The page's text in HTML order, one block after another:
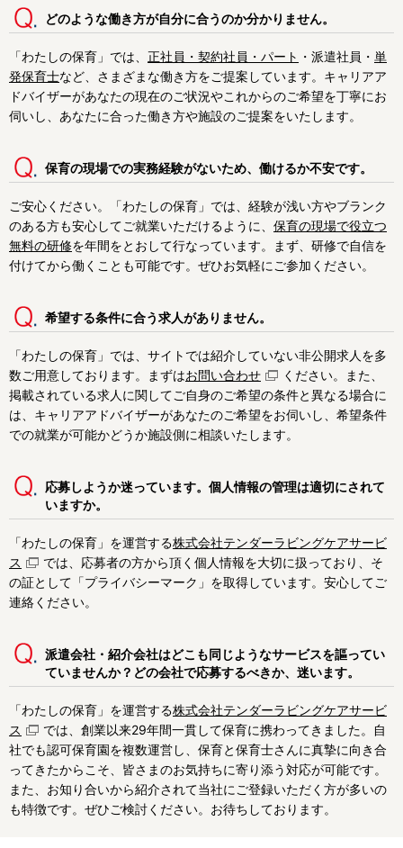
どのような働き方が自分に合うのか分かりません。
「わたしの保育」では、 正社員・契約社員・パート ・派遣社員・ 単
発保育士など、さまざまな働き方をご提案しています。キャリアア
ドバイザーがあなたの現在のご状況やこれからのご希望を丁寧にお
伺いし、あなたに合った働き方や施設のご提案をいたします。
保育の現場での実務経験がないため、働けるか不安です。
ご安心ください。「わたしの保育」では、経験が浅い方やブランク
のある方も安心してご就業いただけるように、 保育の現場で役立つ
無料の研修を年間をとおして行なっています。まず、研修で自信を
付けてから働くことも可能です。ぜひお気軽にご参加ください。
希望する条件に合う求人がありません。
「わたしの保育」では、サイトでは紹介していない非公開求人を多
数ご用意しております。まずはお問い合わせ
ください。また、
掲載されている求人に関してご自身のご希望の条件と異なる場合に
は、キャリアアドバイザーがあなたのご希望をお伺いし、希望条件
での就業が可能かどうか施設側に相談いたします。
応募しようか迷っています。個人情報の管理は適切にされて
いますか。
「わたしの保育」を運営する株式会社テンダーラビングケアサービ
ス
では、応募者の方から頂く個人情報を大切に扱っており、そ
の証として「プライバシーマーク」を取得しています。安心してご
連絡ください。
派遣会社・紹介会社はどこも同じようなサービスを謳ってい
ていませんか？どの会社で応募するべきか、迷います。
「わたしの保育」を運営する株式会社テンダーラビングケアサービ
ス
では、創業以来29年間一貫して保育に携わってきました。自
社でも認可保育園を複数運営し、保育と保育士さんに真摯に向き合
ってきたからこそ、皆さまのお気持ちに寄り添う対応が可能です。
また、お知り合いから紹介されて当社にご登録いただく方が多いの
も特徴です。ぜひご検討ください。お待ちしております。
03-6267-1764 Webで相談する